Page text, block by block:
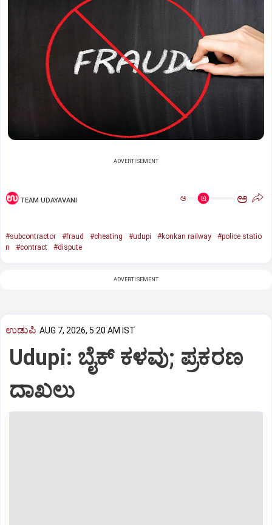
ADVERTISEMENT
TEAM UDAYAVANI ಅ ಅ
#subcontractor #fraud #cheating #udupi #konkan railway
#police statio
n
#contract #dispute
ADVERTISEMENT
ಉಡುಪಿ AUG 7, 2026, 5:20 AM IST
Udupi: ಬೈಕ್ ಕಳವು; ಪ್ರಕರಣ
ದಾಖಲು